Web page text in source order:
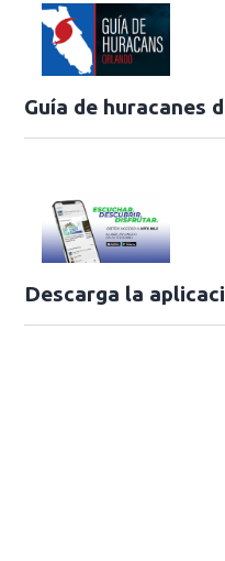
Guía de huracanes
Descarga la